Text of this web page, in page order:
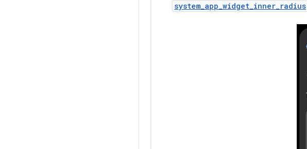
system_app_widget_inner_radius